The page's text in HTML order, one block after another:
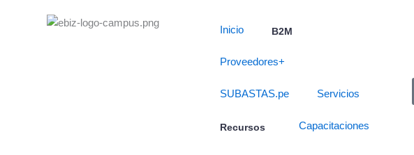
Inicio B2M
Proveedores+
SUBASTAS.pe Servicios
Recursos Capacitaciones